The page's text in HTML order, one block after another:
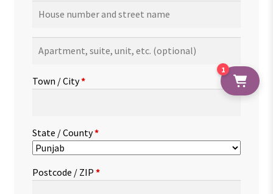
suite,
etc.(optional)
Town / City*
State / County*
Postcode / ZIP *
1